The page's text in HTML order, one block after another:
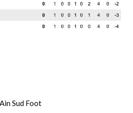
Sud Foot